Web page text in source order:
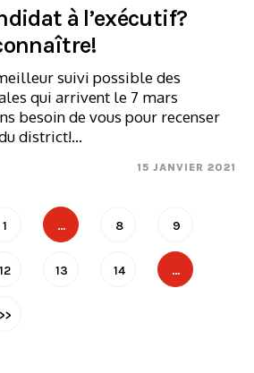
à l’exécutif?
suivi possible des
qui arrivent le 7 mars
besoin de vous pour recenser
district!…
15 JANVIER 2021
1 … 8 9
12 13 14 …
>>